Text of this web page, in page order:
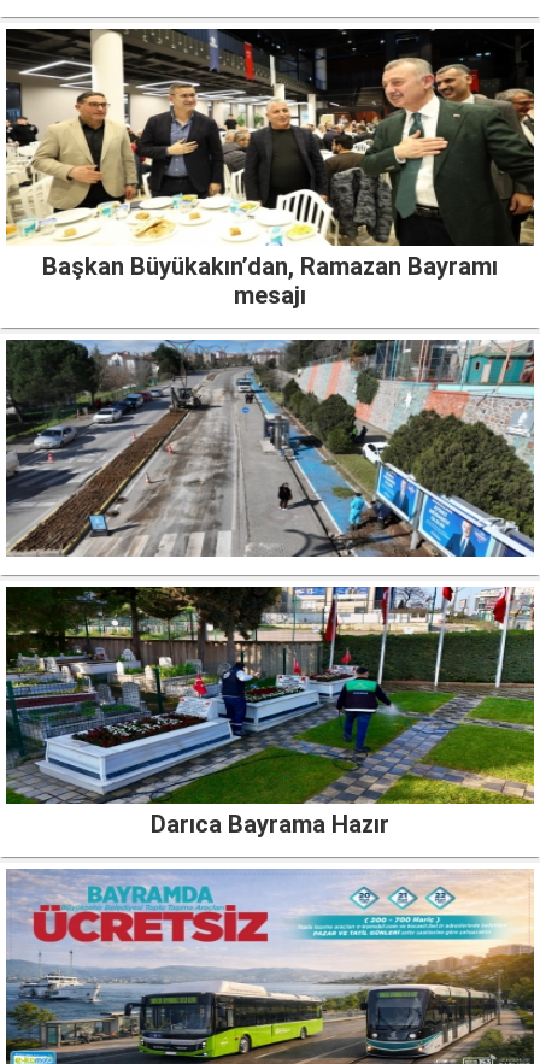
Başkan Büyükakın’dan, Ramazan Bayramı
mesajı
Darıca Bayrama Hazır